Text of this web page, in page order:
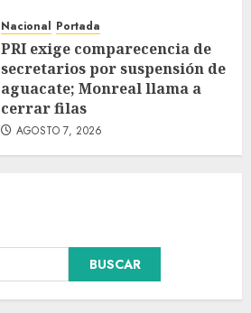
Nacional Portada
PRI exige comparecencia de
secretarios por suspensión de
aguacate; Monreal llama a
cerrar filas
AGOSTO 7, 2026
BUSCAR
Hijos de presidentes bajo